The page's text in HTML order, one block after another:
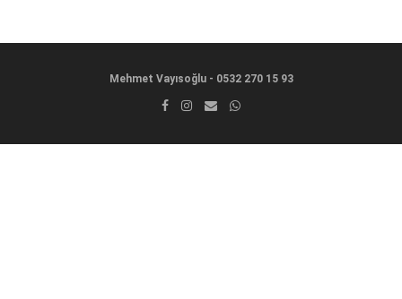
Mehmet Vayısoğlu - 0532 270 15 93